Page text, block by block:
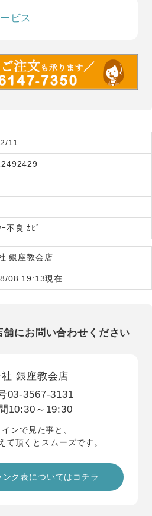
ビス
11
不良 ｶﾋﾞ
銀座教会店
08 19:13現在
舗にお問い合わせください
社 銀座教会店
03-3567-3131
10:30～19:30
ンで見た事と、
て頂くとスムーズです。
ク表についてはコチラ